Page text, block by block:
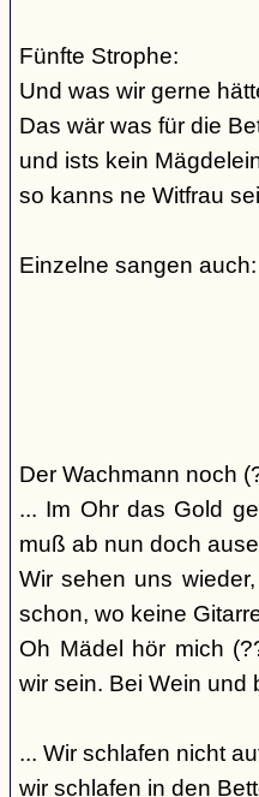
Fünfte Strophe:
Und was wir gerne
Das wär was für die
und ists kein
so kanns ne Witfrau
Einzelne sangen
Der Wachmann noch
... Im Ohr das Gold
muß ab nun doch
Wir sehen uns
schon, wo keine
Oh Mädel hör mich
wir sein. Bei Wein und
... Wir schlafen nicht
wir schlafen in den